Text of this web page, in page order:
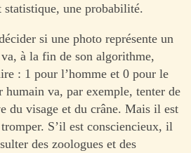
une probabilité.
si une photo représente un
à la fin de son algorithme,
: 1 pour l’homme et 0 pour le
humain va, par exemple, tenter de
du visage et du crâne. Mais il est
S’il est consciencieux, il
des zoologues et des